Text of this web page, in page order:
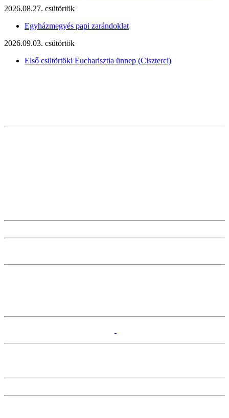
2026.08.27. csütörtök
Egyházmegyés papi zarándoklat
2026.09.03. csütörtök
Első csütörtöki Eucharisztia ünnep (Ciszterci)